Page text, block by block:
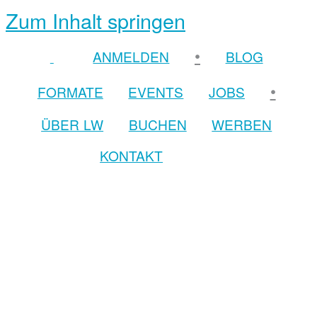
Zum Inhalt springen
ANMELDEN •
BLOG
FORMATE
EVENTS JOBS •
ÜBER LW BUCHEN
WERBEN
KONTAKT